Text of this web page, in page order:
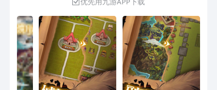
Roguelike、自走棋等多种元素。